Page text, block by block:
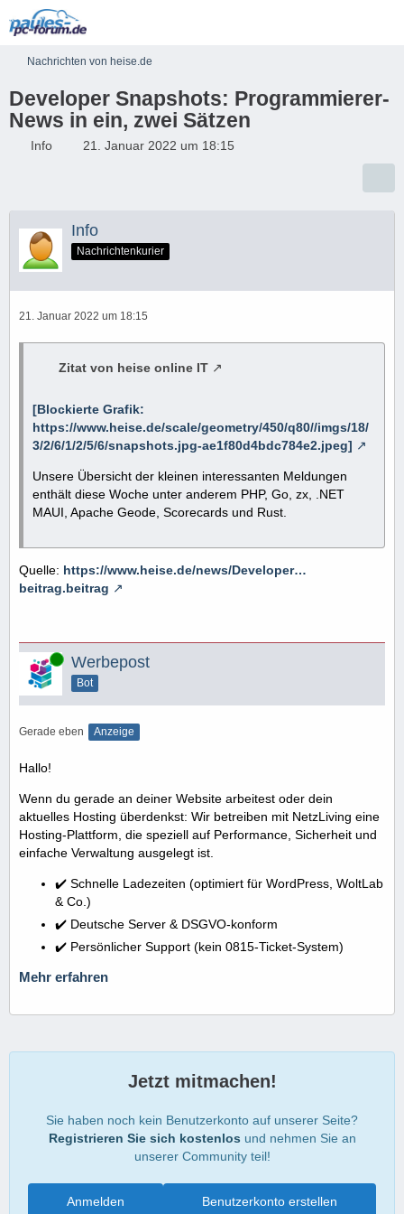
Nachrichten von heise.de
Developer Snapshots: Programmierer-
News in ein, zwei Sätzen
Info 21. Januar 2022 um 18:15
Info
Nachrichtenkurier
21. Januar 2022 um 18:15
Zitat von heise online IT
[Blockierte Grafik:
https://www.heise.de/scale/geometry/450/q80//imgs/18/
3/2/6/1/2/5/6/snapshots.jpg-ae1f80d4bdc784e2.jpeg]
Unsere Übersicht der kleinen interessanten Meldungen
enthält diese Woche unter anderem PHP, Go, zx, .NET
MAUI, Apache Geode, Scorecards und Rust.
Quelle: https://www.heise.de/news/Developer…
beitrag.beitrag
Online Werbepost
Bot
Gerade eben Anzeige
Hallo!
Wenn du gerade an deiner Website arbeitest oder dein
aktuelles Hosting überdenkst: Wir betreiben mit NetzLiving eine
Hosting-Plattform, die speziell auf Performance, Sicherheit und
einfache Verwaltung ausgelegt ist.
✔️ Schnelle Ladezeiten (optimiert für WordPress, WoltLab
& Co.)
✔️ Deutsche Server & DSGVO-konform
✔️ Persönlicher Support (kein 0815-Ticket-System)
Mehr erfahren
Jetzt mitmachen!
Sie haben noch kein Benutzerkonto auf unserer Seite?
Registrieren Sie sich kostenlos und nehmen Sie an
unserer Community teil!
Benutzerkonto erstellen
Anmelden